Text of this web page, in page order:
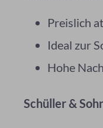
Preislich
Ideal zur
Hohe
Schüller &